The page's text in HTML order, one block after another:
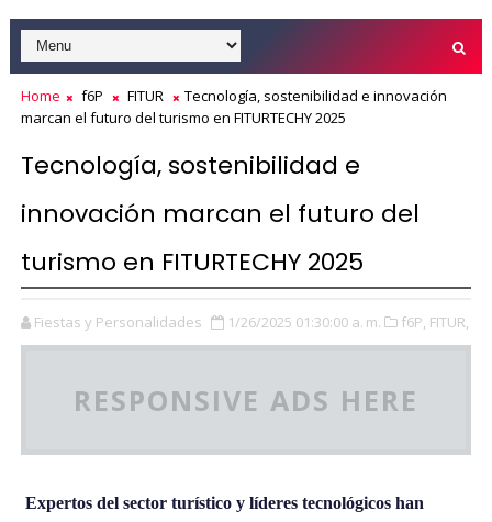
Home f6P FITUR
Tecnología, sostenibilidad e innovación
marcan el futuro del turismo en FITURTECHY 2025
Tecnología, sostenibilidad e
innovación marcan el futuro del
turismo en FITURTECHY 2025
Fiestas y Personalidades 1/26/2025 01:30:00 a. m. f6P, FITUR,
RESPONSIVE ADS HERE
Expertos del sector turístico y líderes tecnológicos han